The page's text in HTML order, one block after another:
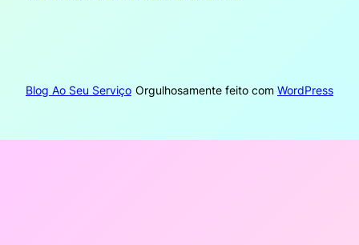
Blog Ao Seu Serviço Orgulhosamente feito com WordPress